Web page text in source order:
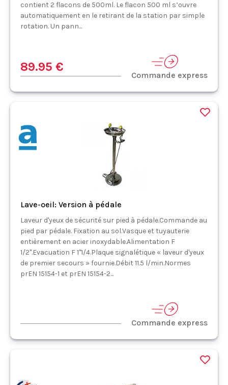
contient 2 flacons de 500ml. Le flacon 500 ml s’ouvre
automatiquement en le retirant de la station par simple
rotation. Un pann...
89.95 €
Commande express
Lave-oeil: Version à pédale
Laveur d'yeux de sécurité sur pied à pédale.Commande au
pied par pédale. Fixation au sol.Vasque et tuyauterie
entièrement en acier inoxydable.Alimentation F
1/2''.Evacuation F 1''1/4.Plaque signalétique « laveur d'yeux
de premier secours » fournie.Débit 11.5 l/min.Normes
prEN 15154-1 et prEN 15154-2...
Commande express